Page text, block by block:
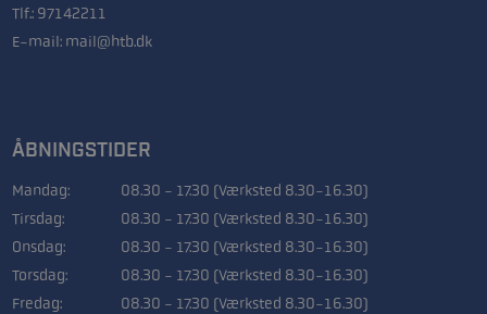
Tlf.: 97142211
E-mail: mail@htb.dk
ÅBNINGSTIDER
Mandag:
08.30 - 17.30 (Værksted 8.30-16.30)
Tirsdag:
08.30 - 17.30 (Værksted 8.30-16.30)
Onsdag:
08.30 - 17.30 (Værksted 8.30-16.30)
Torsdag:
08.30 - 17.30 (Værksted 8.30-16.30)
Fredag:
08.30 - 17.30 (Værksted 8.30-16.30)